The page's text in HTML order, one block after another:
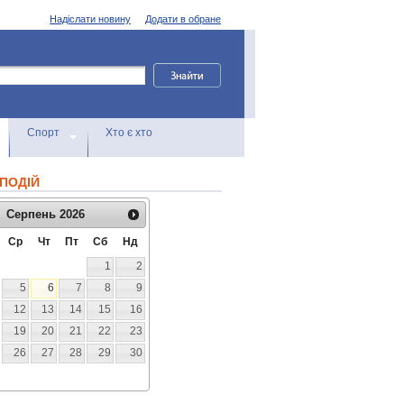
Додати в обране
Надіслати новину
Спорт Хто є хто
Серпень 2026
Ср Чт Пт Сб
Нд
1
2
5 6 7 8
9
12 13 14 15
16
19 20 21 22
23
26 27 28 29
30